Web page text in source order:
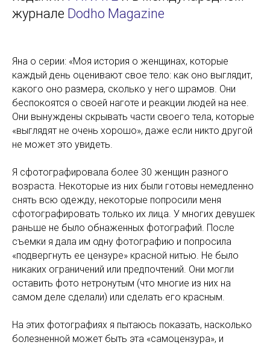
журнале Dodho Magazine
Яна о серии: «Моя история о женщинах, которые
каждый день оценивают свое тело: как оно выглядит,
какого оно размера, сколько у него шрамов. Они
беспокоятся о своей наготе и реакции людей на нее.
Они вынуждены скрывать части своего тела, которые
«выглядят не очень хорошо», даже если никто другой
не может это увидеть.
Я сфотографировала более 30 женщин разного
возраста. Некоторые из них были готовы немедленно
снять всю одежду, некоторые попросили меня
сфотографировать только их лица. У многих девушек
раньше не было обнаженных фотографий. После
съемки я дала им одну фотографию и попросила
«подвергнуть ее цензуре» красной нитью. Не было
никаких ограничений или предпочтений. Они могли
оставить фото нетронутым (что многие из них на
самом деле сделали) или сделать его красным.
На этих фотографиях я пытаюсь показать, насколько
болезненной может быть эта «самоцензура», и